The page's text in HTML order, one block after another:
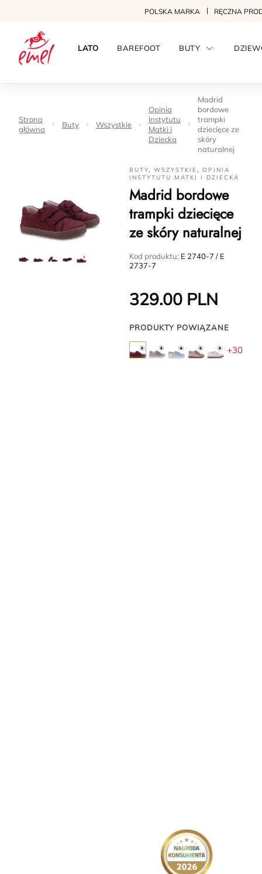
POLSKA MARKA RĘCZNA
LATO BAREFOOT BUTY
Strona
główna
Buty Wszystkie
Opinia
Instytutu
Matki i
Dziecka
Madrid
bordowe
trampki
dziecięce ze
skóry
naturalnej
BUTY,WSZYSTKIE,OPINIA
INSTYTUTU MATKI I DZIECKA
Madrid bordowe
trampki dziecięce
ze skóry naturalnej
Kod produktu: E 2740-7 / E
2737-7
329.00 PLN
PRODUKTY POWIĄZANE
+30